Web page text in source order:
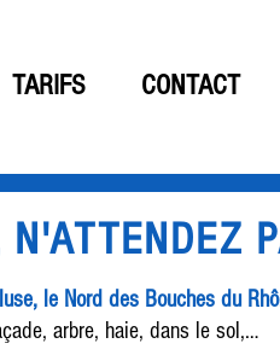
TARIFS CONTACT
N'ATTENDEZ
le Nord des Bouches du
arbre, haie, dans le sol,…